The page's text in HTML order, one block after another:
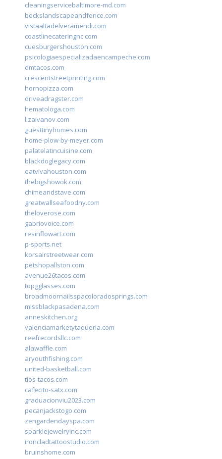
cleaningservicebaltimore-md.com
beckslandscapeandfence.com
vistaaltadelveramendi.com
coastlinecateringnc.com
cuesburgershouston.com
psicologiaespecializadaencampeche.com
dmtacos.com
crescentstreetprinting.com
hornopizza.com
driveadragster.com
hematologa.com
lizaivanov.com
guesttinyhomes.com
home-plow-by-meyer.com
palatelatincuisine.com
blackdoglegacy.com
eatvivahouston.com
thebigshowok.com
chimeandstave.com
greatwallseafoodny.com
theloverose.com
gabriovoice.com
resinflowart.com
p-sports.net
korsairstreetwear.com
petshopallston.com
avenue26tacos.com
topgglasses.com
broadmoornailsspacoloradosprings.com
missblackpasadena.com
anneskitchen.org
valenciamarketytaqueria.com
reefrecordsllc.com
alawaffle.com
aryouthfishing.com
united-basketball.com
tios-tacos.com
cafecito-satx.com
graduacionviu2023.com
pecanjackstogo.com
zengardendayspa.com
sparklejewelryinc.com
ironcladtattoostudio.com
bruinshome.com